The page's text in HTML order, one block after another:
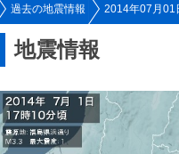
過去の地震情報 2014年07月01
地震情報